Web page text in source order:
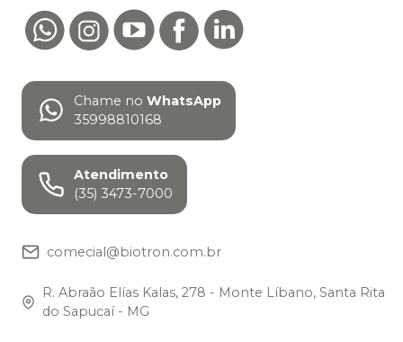
Chame no WhatsApp
35998810168
Atendimento
(35) 3473-7000
comecial@biotron.com.br
R. Abraão Elías Kalas, 278 - Monte Líbano, Santa Rita
do Sapucaí - MG